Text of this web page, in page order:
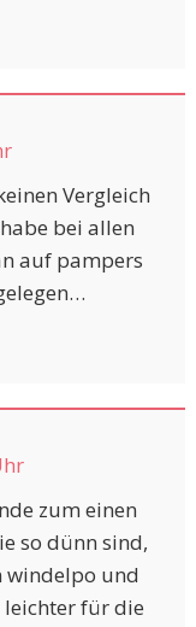
Vergleich
bei allen
auf pampers
zum einen
so dünn sind,
windelpo und
für die